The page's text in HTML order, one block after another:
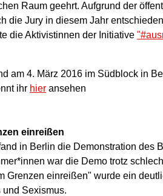
Raum geehrt. Aufgrund der
die Jury in diesem Jahr
die Aktivistinnen der Initiative
am 4. März 2016 im Südblock in
ihr hier ansehen
einreißen
in Berlin die Demonstration des
war die Demo trotz
Grenzen einreißen" wurde ein
Sexismus.